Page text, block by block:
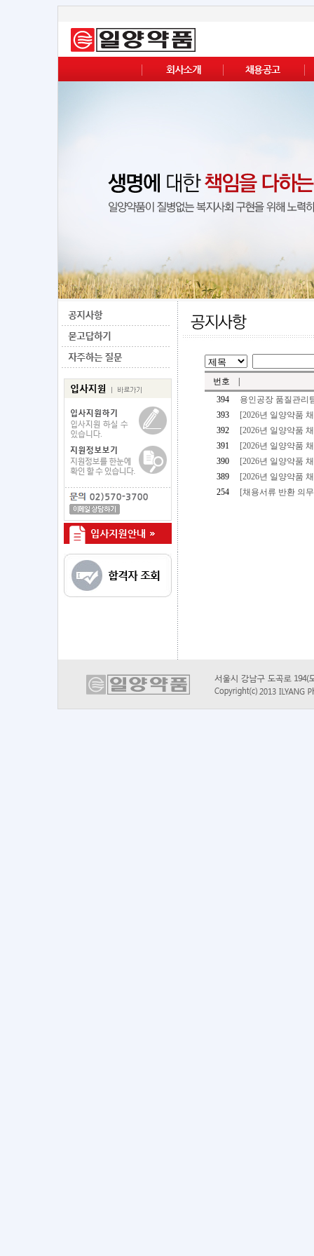
번호
394
용인공장 품질관리
393
[2026년 일양약품
392
[2026년 일양약품
391
[2026년 일양약품
390
[2026년 일양약품
389
[2026년 일양약품
254
[채용서류 반환 의